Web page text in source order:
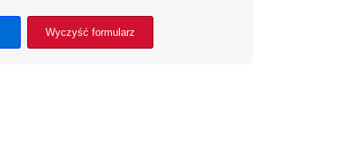
Wyczyść formularz